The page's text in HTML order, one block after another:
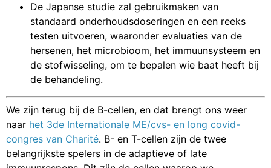
De Japanse studie zal gebruikmaken van
standaard onderhoudsdoseringen en een reeks
testen uitvoeren, waaronder evaluaties van de
hersenen, het microbioom, het immuunsysteem en
de stofwisseling, om te bepalen wie baat heeft bij
de behandeling.
We zijn terug bij de B-cellen, en dat brengt ons weer
naar het 3de Internationale ME/cvs- en long covid-
congres van Charité. B- en T-cellen zijn de twee
belangrijkste spelers in de adaptieve of late